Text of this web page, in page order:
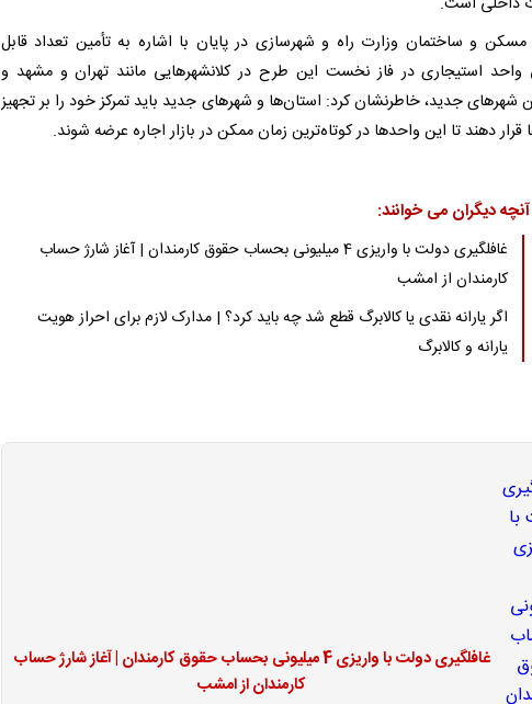
و ساختمان وزارت راه و شهرسازی در پایان با اشاره به تأمین تعداد قابل
واحد استیجاری در فاز نخست این طرح در کلانشهرهایی مانند تهران و مشهد و
شهرهای جدید، خاطرنشان کرد: استان‌ها و شهرهای جدید باید تمرکز خود را بر تجهیز
قرار دهند تا این واحدها در کوتاه‌ترین زمان ممکن در بازار اجاره عرضه شوند.
آنچه دیگران می خوانند:
غافلگیری دولت با واریزی 4 میلیونی بحساب حقوق کارمندان | آغاز شارژ حساب
کارمندان از امشب
اگر یارانه نقدی یا کالابرگ قطع شد چه باید کرد؟ | مدارک لازم برای احراز هویت
یارانه و کالابرگ
غافلگیری دولت با واریزی 4 میلیونی بحساب حقوق کارمندان | آغاز شارژ حساب
کارمندان از امشب